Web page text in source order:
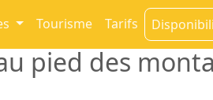
Tourisme Tarifs
pied des